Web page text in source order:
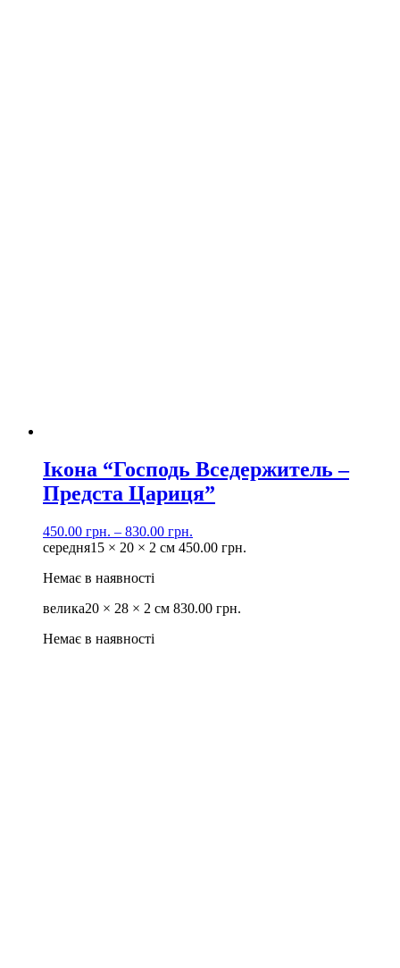
Ікона “Господь Вседержитель –
Предста Цариця”
450.00 грн. – 830.00 грн.
середня15 × 20 × 2 см 450.00 грн.
Немає в наявності
велика20 × 28 × 2 см 830.00 грн.
Немає в наявності